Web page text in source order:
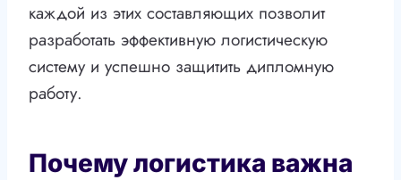
каждой из этих составляющих позволит
разработать эффективную логистическую
систему и успешно защитить дипломную
работу.
Почему логистика важна